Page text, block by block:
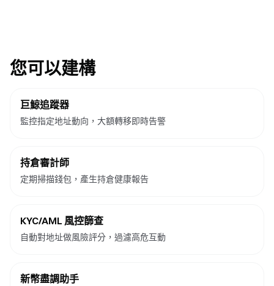
您可以建構
巨鯨追蹤器
監控指定地址動向，大額轉移即時告警
持倉審計師
定期掃描錢包，產生持倉健康報告
KYC/AML 風控篩查
自動對地址做風險評分，過濾高危互動
新幣盡調助手